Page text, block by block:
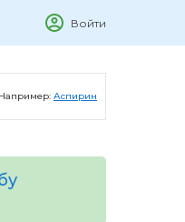
Войти
Например: Аспирин